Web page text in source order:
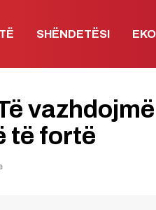
SHËNDETËSI
të fortë